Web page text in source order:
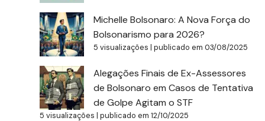
Michelle Bolsonaro: A Nova Força do
Bolsonarismo para 2026?
5 visualizações |publicado em 03/08/2025
Alegações Finais de Ex-Assessores
de Bolsonaro em Casos de Tentativa
de Golpe Agitam o STF
5 visualizações |publicado em 12/10/2025